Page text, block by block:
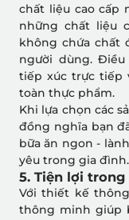
chất liệu cao cấp
những chất liệu
không chứa chất
người dùng.
tiếp xúc trực tiếp
toàn thực phẩm.
Khi lựa chọn các
đồng nghĩa bạn
bữa ăn ngon -
yêu trong gia đình.
5. Tiện lợi trong
Với thiết kế
thông minh giúp